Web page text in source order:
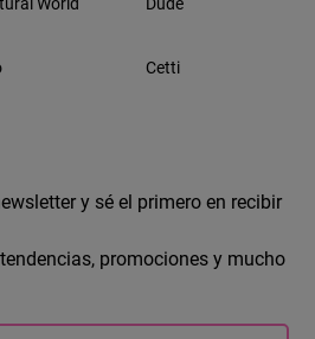
Cetti
y sé el primero en recibir
promociones y mucho